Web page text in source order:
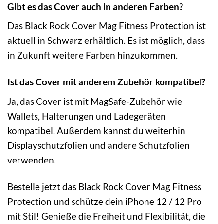
Gibt es das Cover auch in anderen Farben?
Das Black Rock Cover Mag Fitness Protection ist
aktuell in Schwarz erhältlich. Es ist möglich, dass
in Zukunft weitere Farben hinzukommen.
Ist das Cover mit anderem Zubehör kompatibel?
Ja, das Cover ist mit MagSafe-Zubehör wie
Wallets, Halterungen und Ladegeräten
kompatibel. Außerdem kannst du weiterhin
Displayschutzfolien und andere Schutzfolien
verwenden.
Bestelle jetzt das Black Rock Cover Mag Fitness
Protection und schütze dein iPhone 12 / 12 Pro
mit Stil! Genieße die Freiheit und Flexibilität, die